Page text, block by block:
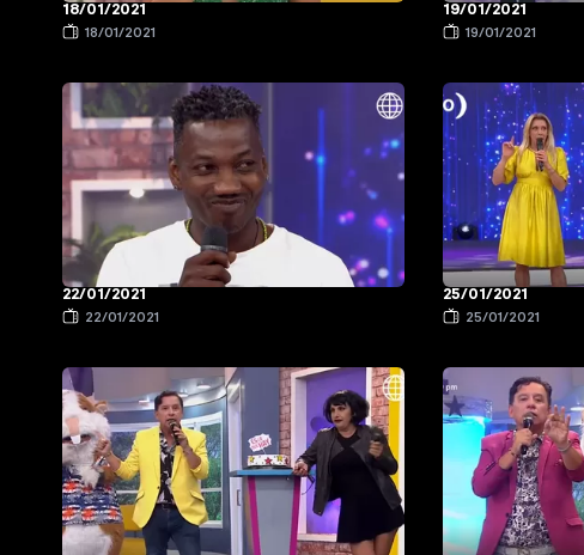
18/01/2021
18/01/2021
19/01/2021
19/01/2021
22/01/2021
22/01/2021
25/01/2021
25/01/2021